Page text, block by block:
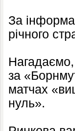
За
річного
за
матчах
нуль».